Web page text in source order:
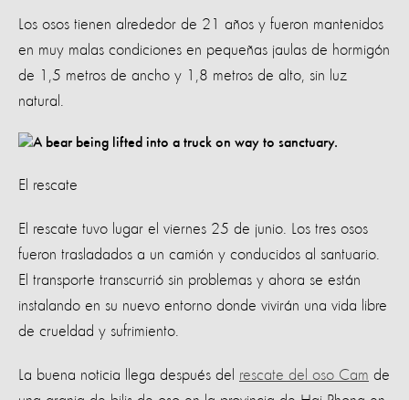
Los osos tienen alrededor de 21 años y fueron mantenidos
en muy malas condiciones en pequeñas jaulas de hormigón
de 1,5 metros de ancho y 1,8 metros de alto, sin luz
natural.
El rescate
El rescate tuvo lugar el viernes 25 de junio. Los tres osos
fueron trasladados a un camión y conducidos al santuario.
El transporte transcurrió sin problemas y ahora se están
instalando en su nuevo entorno donde vivirán una vida libre
de crueldad y sufrimiento.
La buena noticia llega después del rescate del oso Cam de